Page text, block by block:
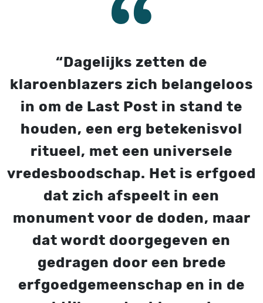
“Dagelijks zetten de
klaroenblazers zich belangeloos
in om de Last Post in stand te
houden, een erg betekenisvol
ritueel, met een universele
vredesboodschap. Het is erfgoed
dat zich afspeelt in een
monument voor de doden, maar
dat wordt doorgegeven en
gedragen door een brede
erfgoedgemeenschap en in de